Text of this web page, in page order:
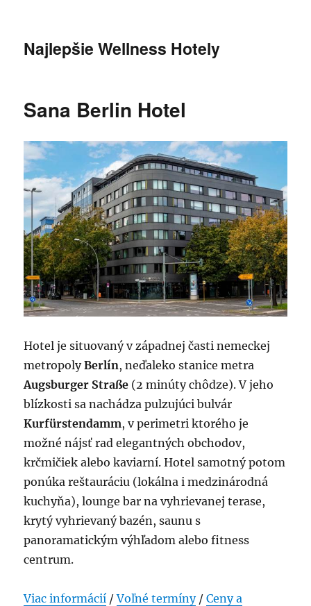
Najlepšie Wellness Hotely
Sana Berlin Hotel
Hotel je situovaný v západnej časti nemeckej
metropolyBerlín, neďaleko stanice metra
Augsburger Straße (2 minúty chôdze). V jeho
blízkosti sa nachádza pulzujúci bulvár
Kurfürstendamm, v perimetri ktorého je
možné nájsť rad elegantných obchodov,
krčmičiek alebo kaviarní. Hotel samotný potom
ponúka reštauráciu (lokálna i medzinárodná
kuchyňa), lounge bar na vyhrievanej terase,
krytý vyhrievaný bazén, saunu s
panoramatickým výhľadom alebo fitness
centrum.
Viac informácií /Voľné termíny/Ceny a